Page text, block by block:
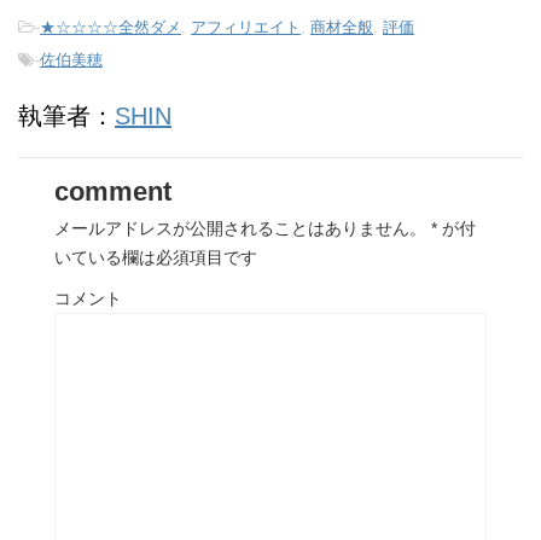
-★☆☆☆☆全然ダメ , アフィリエイト , 商材全般, 評価
-佐伯美穂
執筆者： SHIN
comment
メールアドレスが公開されることはありません。 * が付
いている欄は必須項目です
コメント